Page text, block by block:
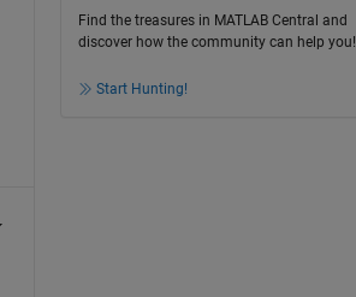
Find the treasures in MATLAB Central and
discover how the community can help you!
Start Hunting!